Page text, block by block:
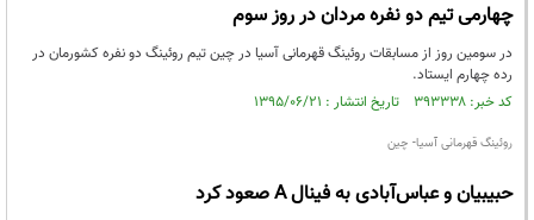
چهارمی تیم دو نفره مردان در روز سوم
در سومین روز از مسابقات روئینگ قهرمانی آسیا در چین تیم روئینگ دو نفره کشورمان در
رده چهارم ایستاد.
کد خبر: ۳۹۳۳۳۸ تاریخ انتشار : ۱۳۹۵/۰۶/۲۱
روئینگ قهرمانی آسیا- چین
حبیبیان و عباس‌آبادی به فینال A صعود کرد